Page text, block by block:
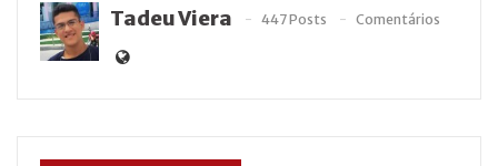
Tadeu Viera 447 Posts Comentários